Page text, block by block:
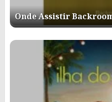
Onde Assistir